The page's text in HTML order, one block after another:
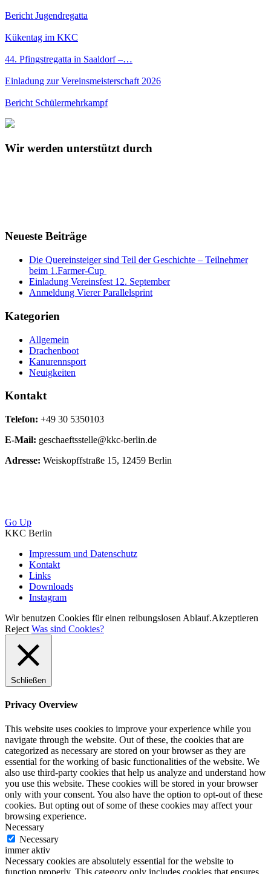
Bericht Jugendregatta
Kükentag im KKC
44. Pfingstregatta in Saaldorf –…
Einladung zur Vereinsmeisterschaft 2026
Bericht Schülermehrkampf
Wir werden unterstützt durch
Neueste Beiträge
Die Quereinsteiger sind Teil der Geschichte – Teilnehmer
beim 1.Farmer-Cup
Einladung Vereinsfest 12. September
Anmeldung Vierer Parallelsprint
Kategorien
Allgemein
Drachenboot
Kanurennsport
Neuigkeiten
Kontakt
Telefon: +49 30 5350103
E-Mail: geschaeftsstelle@kkc-berlin.de
Adresse: Weiskopffstraße 15, 12459 Berlin
Go Up
KKC Berlin
Impressum und Datenschutz
Kontakt
Links
Downloads
Instagram
Wir benutzen Cookies für einen reibungslosen Ablauf.Akzeptieren
Reject Was sind Cookies?
Schließen
Privacy Overview
This website uses cookies to improve your experience while you
navigate through the website. Out of these, the cookies that are
categorized as necessary are stored on your browser as they are
essential for the working of basic functionalities of the website. We
also use third-party cookies that help us analyze and understand how
you use this website. These cookies will be stored in your browser
only with your consent. You also have the option to opt-out of these
cookies. But opting out of some of these cookies may affect your
browsing experience.
Necessary
Necessary
immer aktiv
Necessary cookies are absolutely essential for the website to
function properly. This category only includes cookies that ensures